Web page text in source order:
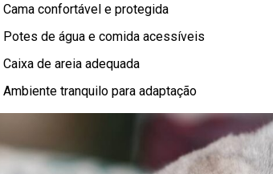
Cama confortável e protegida
Potes de água e comida acessíveis
Caixa de areia adequada
Ambiente tranquilo para adaptação